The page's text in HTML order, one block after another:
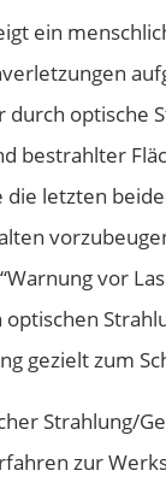
ein
durch optische
bestrahlter
letzten
vor
gezielt zum
Strahlung/
zur